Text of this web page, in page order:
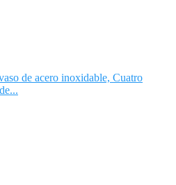
de acero inoxidable, Cuatro